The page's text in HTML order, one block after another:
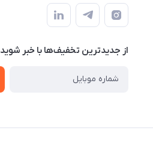
از جدید‌ترین تخفیف‌ها با‌ خبر شوید